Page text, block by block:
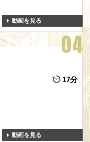
動画を見る
17分
動画を見る